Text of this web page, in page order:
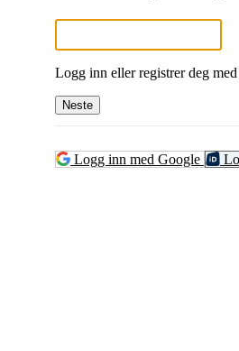
Logg inn eller registrer deg med
Neste
Logg inn med Google